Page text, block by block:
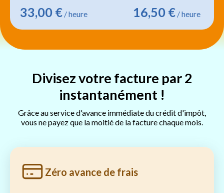
33,00 € / heure 16,50 € / heure
Divisez votre facture par 2
instantanément !
Grâce au service d'avance immédiate du crédit d'impôt,
vous ne payez que la moitié de la facture chaque mois.
Zéro avance de frais